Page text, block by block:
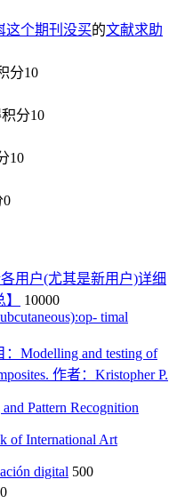
这个期刊没买的文献求助
分10
分10
10
0
用户(尤其是新用户)详细
10000
timal
Modelling and testing of
作者：Kristopher P.
Pattern Recognition
of International Art
digital 500